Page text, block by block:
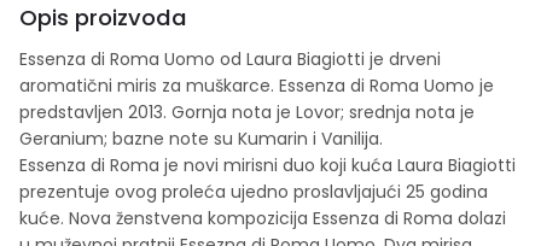
Opis proizvoda
Essenza di Roma Uomo od Laura Biagiotti je drveni
aromatični miris za muškarce. Essenza di Roma Uomo je
predstavljen 2013. Gornja nota je Lovor; srednja nota je
Geranium; bazne note su Kumarin i Vanilija.
Essenza di Roma je novi mirisni duo koji kuća Laura Biagiotti
prezentuje ovog proleća ujedno proslavljajući 25 godina
kuće. Nova ženstvena kompozicija Essenza di Roma dolazi